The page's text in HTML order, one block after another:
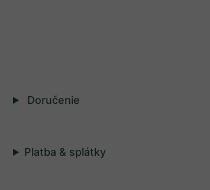
Doručenie
Platba & splátky